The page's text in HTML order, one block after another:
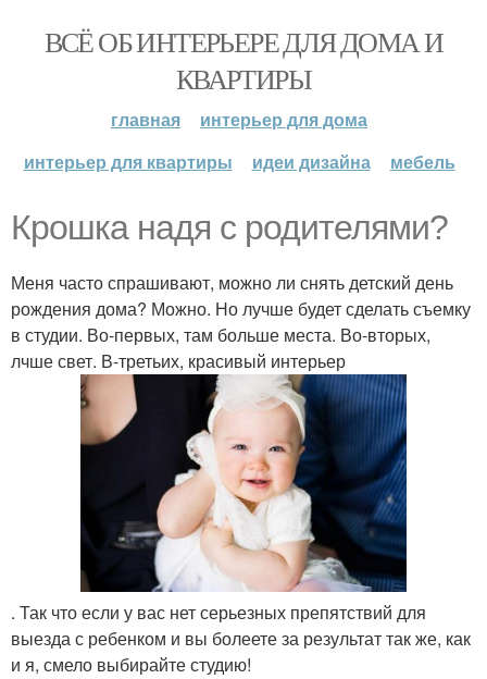
ВСЁ ОБ ИНТЕРЬЕРЕ ДЛЯ ДОМА И
КВАРТИРЫ
главная
интерьер для дома
интерьер для квартиры
идеи дизайна мебель
Крошка надя с родителями?
Меня часто спрашивают, можно ли снять детский день
рождения дома? Можно. Но лучше будет сделать съемку
в студии. Во-первых, там больше места. Во-вторых,
лчше свет. В-третьих, красивый интерьер
. Так что если у вас нет серьезных препятствий для
выезда с ребенком и вы болеете за результат так же, как
и я, смело выбирайте студию!